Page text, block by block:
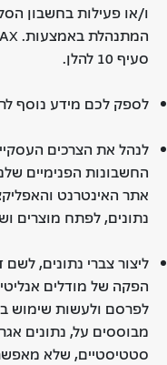
ו/או פעילות בחשבון
סעיף 10 להלן.
לספק לכם מידע נוסף
לנהל את הצרכים
החשבונות הפנימיים
אתר האינטרנט
נתונים, לפתח מוצרים
ליצור צברי נתונים,
הפקה של מודלים
לפרסם ולעשות שימוש
מבוססים על, נתונים
סטטיסטיים, שלא